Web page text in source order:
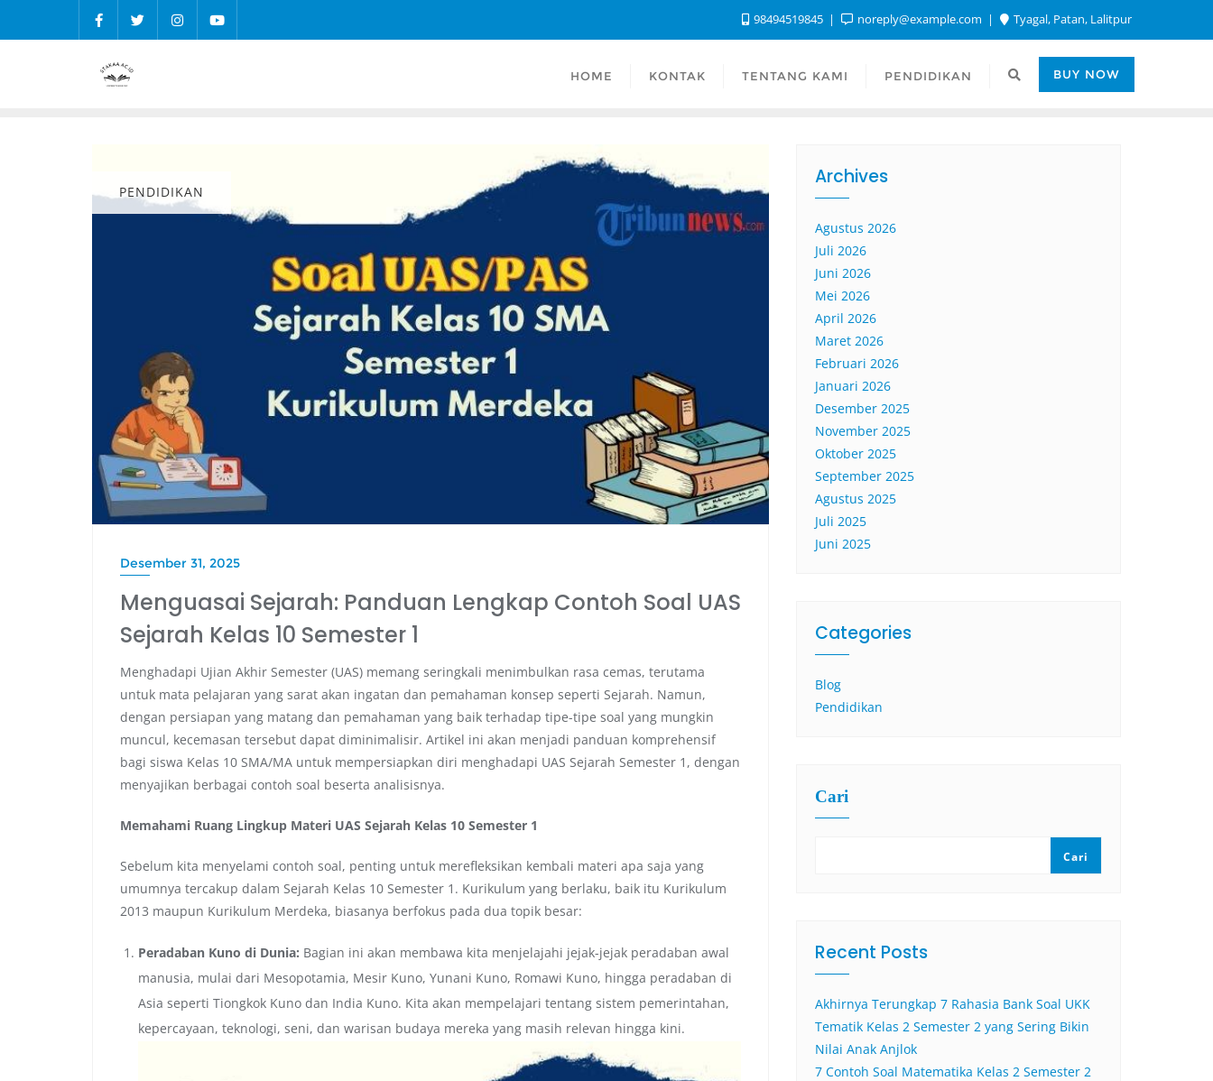
98494519845 noreply@example.com Tyagal, Patan, Lalitpur
HOME KONTAK TENTANG KAMI PENDIDIKAN BUY NOW
PENDIDIKAN
Desember 31, 2025
Menguasai Sejarah: Panduan Lengkap Contoh Soal UAS
Sejarah Kelas 10 Semester 1
Menghadapi Ujian Akhir Semester (UAS) memang seringkali menimbulkan rasa cemas, terutama
untuk mata pelajaran yang sarat akan ingatan dan pemahaman konsep seperti Sejarah. Namun,
dengan persiapan yang matang dan pemahaman yang baik terhadap tipe-tipe soal yang mungkin
muncul, kecemasan tersebut dapat diminimalisir. Artikel ini akan menjadi panduan komprehensif
bagi siswa Kelas 10 SMA/MA untuk mempersiapkan diri menghadapi UAS Sejarah Semester 1, dengan
menyajikan berbagai contoh soal beserta analisisnya.
Memahami Ruang Lingkup Materi UAS Sejarah Kelas 10 Semester 1
Sebelum kita menyelami contoh soal, penting untuk merefleksikan kembali materi apa saja yang
umumnya tercakup dalam Sejarah Kelas 10 Semester 1. Kurikulum yang berlaku, baik itu Kurikulum
2013 maupun Kurikulum Merdeka, biasanya berfokus pada dua topik besar:
Peradaban Kuno di Dunia: Bagian ini akan membawa kita menjelajahi jejak-jejak peradaban awal
manusia, mulai dari Mesopotamia, Mesir Kuno, Yunani Kuno, Romawi Kuno, hingga peradaban di
Asia seperti Tiongkok Kuno dan India Kuno. Kita akan mempelajari tentang sistem pemerintahan,
kepercayaan, teknologi, seni, dan warisan budaya mereka yang masih relevan hingga kini.
Archives
Agustus 2026
Juli 2026
Juni 2026
Mei 2026
April 2026
Maret 2026
Februari 2026
Januari 2026
Desember 2025
November 2025
Oktober 2025
September 2025
Agustus 2025
Juli 2025
Juni 2025
Categories
Blog
Pendidikan
Cari
Cari
Recent Posts
Akhirnya Terungkap 7 Rahasia Bank Soal UKK
Tematik Kelas 2 Semester 2 yang Sering Bikin
Nilai Anak Anjlok
7 Contoh Soal Matematika Kelas 2 Semester 2